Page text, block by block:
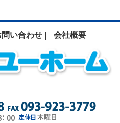
い合わせ | 会社概要